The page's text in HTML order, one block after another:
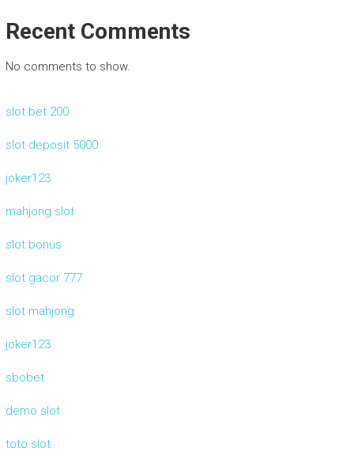
Recent Comments
No comments to show.
slot bet 200
slot deposit 5000
joker123
mahjong slot
slot bonus
slot gacor 777
slot mahjong
joker123
sbobet
demo slot
toto slot